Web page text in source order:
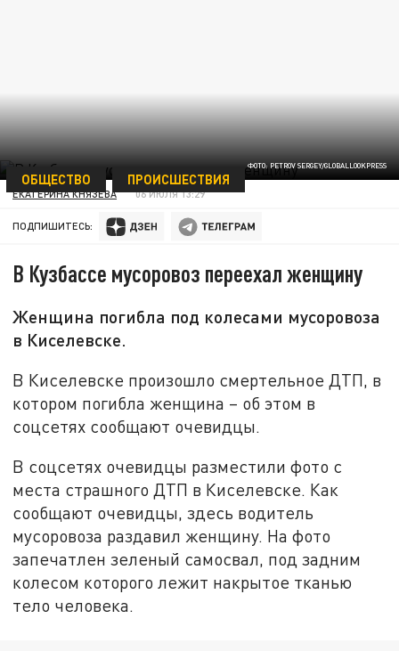
ФОТО: PETROV SERGEY/GLOBALLOOKPRESS
ОБЩЕСТВО ПРОИСШЕСТВИЯ
ЕКАТЕРИНА КНЯЗЕВА 06 ИЮЛЯ 13:29
ПОДПИШИТЕСЬ:
В Кузбассе мусоровоз переехал женщину
Женщина погибла под колесами мусоровоза
в Киселевске.
В Киселевске произошло смертельное ДТП, в
котором погибла женщина – об этом в
соцсетях сообщают очевидцы.
В соцсетях очевидцы разместили фото с
места страшного ДТП в Киселевске. Как
сообщают очевидцы, здесь водитель
мусоровоза раздавил женщину. На фото
запечатлен зеленый самосвал, под задним
колесом которого лежит накрытое тканью
тело человека.